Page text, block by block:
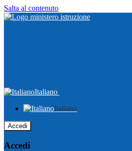
Salta al contenuto
Italiano
Italiano
Accedi
Accedi